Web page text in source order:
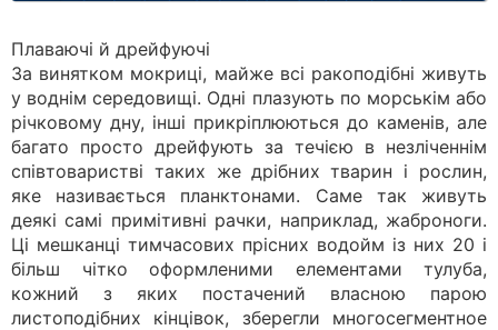
Плаваючі й дрейфуючі
За винятком мокриці, майже всі ракоподібні живуть
у воднім середовищі. Одні плазують по морськім або
річковому дну, інші прикріплюються до каменів, але
багато просто дрейфують за течією в незліченнім
співтоваристві таких же дрібних тварин і рослин,
яке називається планктонами. Саме так живуть
деякі самі примітивні рачки, наприклад, жаброноги.
Ці мешканці тимчасових прісних водойм із них 20 і
більш чітко оформленими елементами тулуба,
кожний з яких постачений власною парою
листоподібних кінцівок, зберегли многосегментное